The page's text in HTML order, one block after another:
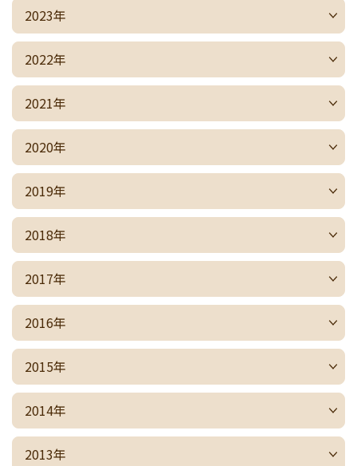
2023年
2022年
2021年
2020年
2019年
2018年
2017年
2016年
2015年
2014年
2013年